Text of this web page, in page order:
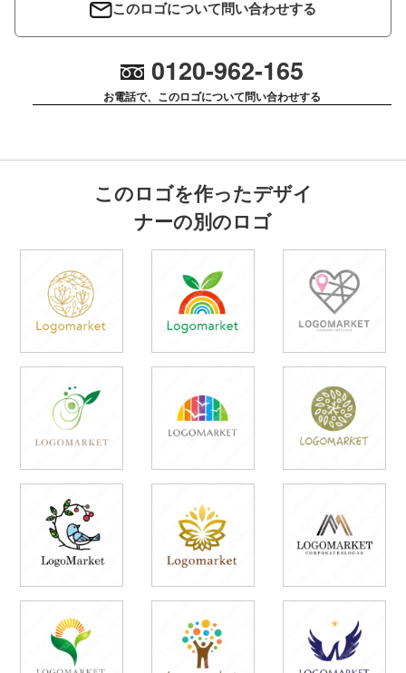
このロゴについて問い合わせする
0120-962-165
お電話で、このロゴについて問い合わせする
このロゴを作ったデザイ
ナーの別のロゴ